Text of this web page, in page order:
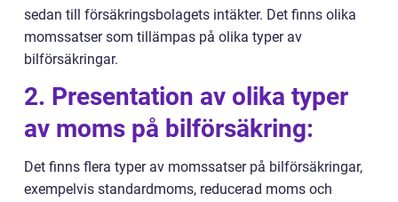
sedan till försäkringsbolagets intäkter. Det finns olika
momssatser som tillämpas på olika typer av
bilförsäkringar.
2. Presentation av olika typer
av moms på bilförsäkring:
Det finns flera typer av momssatser på bilförsäkringar,
exempelvis standardmoms, reducerad moms och